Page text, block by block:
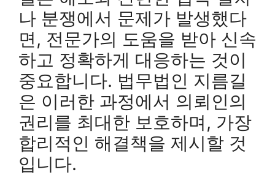
나 분쟁에서 문제가 발생했다
면, 전문가의 도움을 받아 신속
하고 정확하게 대응하는 것이
중요합니다. 법무법인 지름길
은 이러한 과정에서 의뢰인의
권리를 최대한 보호하며, 가장
합리적인 해결책을 제시할 것
입니다.